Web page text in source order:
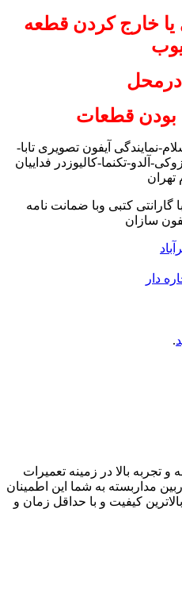
یا خارج کردن قطعه
درمحل
قطعات
نمایندگی آیفون تصویری تابا-
آلدو-تکنما-کالیوزدر فداییان
تهران
کتبی وبا ضمانت نامه
سازان
دار
.
تجربه بالا در زمینه تعمیرات
مداربسته به شما این اطمینان
کیفیت و با حداقل زمان و